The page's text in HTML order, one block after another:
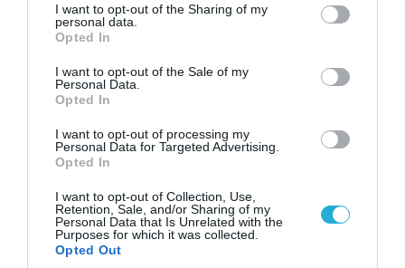
not limited to your visit or usage behaviour. You may click to
grant or deny consent to Google and its third-party tags to
use your data for below specified purposes in below Google
consent section.
I want to opt-out of the Sharing of my
personal data.
Opted In
I want to opt-out of the Sale of my
Personal Data.
Opted In
I want to opt-out of processing my
Personal Data for Targeted Advertising.
Opted In
I want to opt-out of Collection, Use,
Retention, Sale, and/or Sharing of my
Personal Data that Is Unrelated with the
Purposes for which it was collected.
Opted Out
07.08.2026 | 20:02
Ο Γιάννης Αλαφούζος «τέλειωσε» τον